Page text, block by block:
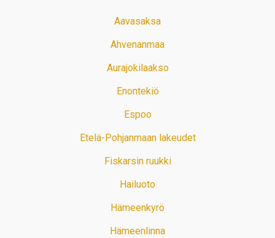
Aavasaksa
Ahvenanmaa
Aurajokilaakso
Enontekiö
Espoo
Etelä-Pohjanmaan lakeudet
Fiskarsin ruukki
Hailuoto
Hämeenkyrö
Hämeenlinna